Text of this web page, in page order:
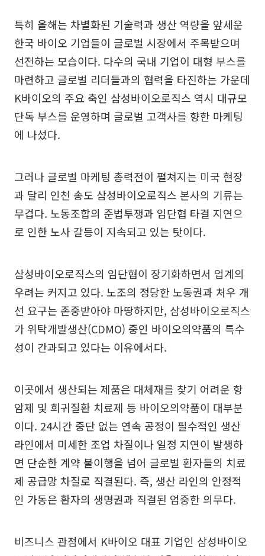
특히 올해는 차별화된 기술력과 생산 역량을 앞세운
한국 바이오 기업들이 글로벌 시장에서 주목받으며
선전하는 모습이다. 다수의 국내 기업이 대형 부스를
마련하고 글로벌 리더들과의 협력을 타진하는 가운데
K바이오의 주요 축인 삼성바이오로직스 역시 대규모
단독 부스를 운영하며 글로벌 고객사를 향한 마케팅
에 나섰다.
그러나 글로벌 마케팅 총력전이 펼쳐지는 미국 현장
과 달리 인천 송도 삼성바이오로직스 본사의 기류는
무겁다. 노동조합의 준법투쟁과 임단협 타결 지연으
로 인한 노사 갈등이 지속되고 있는 탓이다.
삼성바이오로직스의 임단협이 장기화하면서 업계의
우려는 커지고 있다. 노조의 정당한 노동권과 처우 개
선 요구는 존중받아야 마땅하지만, 삼성바이오로직스
가 위탁개발생산(CDMO) 중인 바이오의약품의 특수
성이 간과되고 있다는 이유에서다.
이곳에서 생산되는 제품은 대체재를 찾기 어려운 항
암제 및 희귀질환 치료제 등 바이오의약품이 대부분
이다. 24시간 중단 없는 연속 공정이 필수적인 생산
라인에서 미세한 조업 차질이나 일정 지연이 발생하
면 단순한 계약 불이행을 넘어 글로벌 환자들의 치료
제 공급망 차질로 직결된다. 즉, 생산 라인의 안정적
인 가동은 환자의 생명권과 직결된 엄중한 의무다.
비즈니스 관점에서 K바이오 대표 기업인 삼성바이오